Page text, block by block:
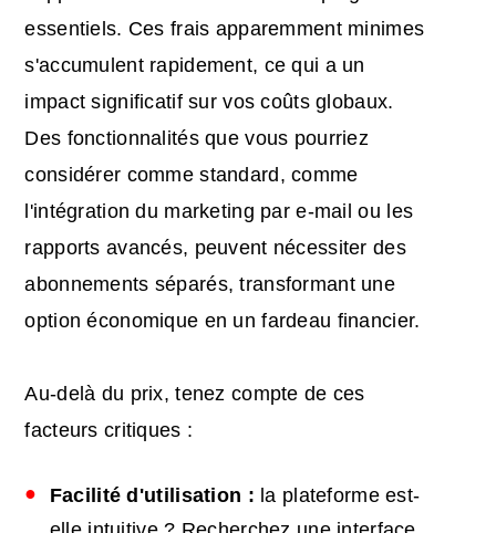
essentiels. Ces frais apparemment minimes
s'accumulent rapidement, ce qui a un
impact significatif sur vos coûts globaux.
Des fonctionnalités que vous pourriez
considérer comme standard, comme
l'intégration du marketing par e-mail ou les
rapports avancés, peuvent nécessiter des
abonnements séparés, transformant une
option économique en un fardeau financier.
Au-delà du prix, tenez compte de ces
facteurs critiques :
Facilité d'utilisation : la plateforme est-